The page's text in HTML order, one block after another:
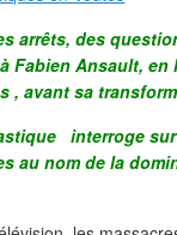
arrêts, des
Fabien Ansault,
, avant sa
interroge
au nom de la